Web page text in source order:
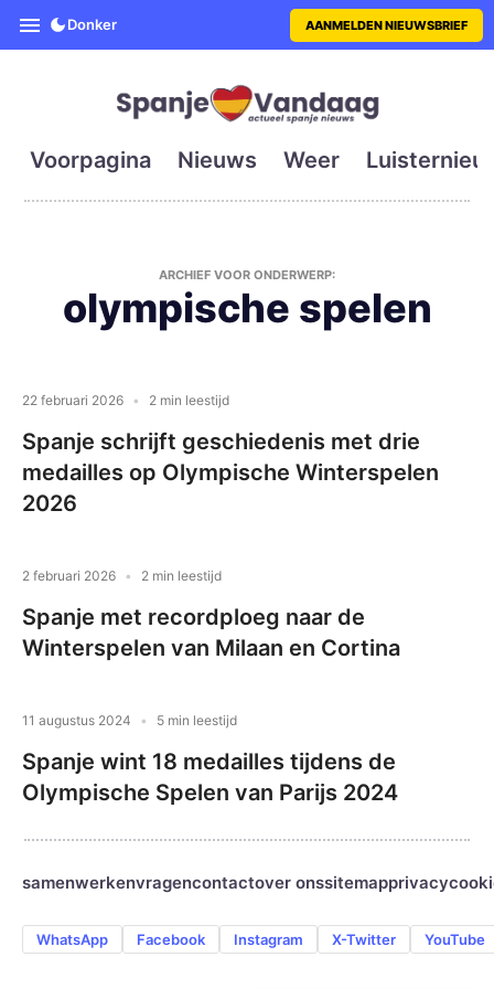
SpanjeVandaag is de eerste
Donker AANMELDEN NIEUWSBRIEF
Voorpagina Nieuws Weer
ARCHIEF VOOR ONDERWERP:
olympische spelen
22 februari 2026 2 min leestijd
Spanje schrijft geschiedenis met drie
medailles op Olympische Winterspelen
2026
2 februari 2026 2 min leestijd
Spanje met recordploeg naar de
Winterspelen van Milaan en Cortina
11 augustus 2024 5 min leestijd
Spanje wint 18 medailles tijdens de
Olympische Spelen van Parijs 2024
samenwerkenvragencontactover onssitemapprivacy
WhatsApp Facebook Instagram X-Twitter YouTube